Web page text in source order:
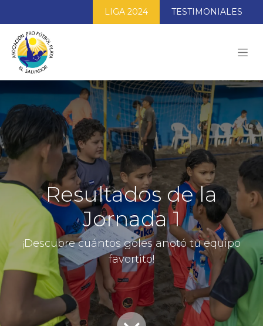
LIGA 2024 TESTIMONIALES
Resultados de la
Jornada 1
¡Descubre cuántos goles anotó tu equipo
favortito!